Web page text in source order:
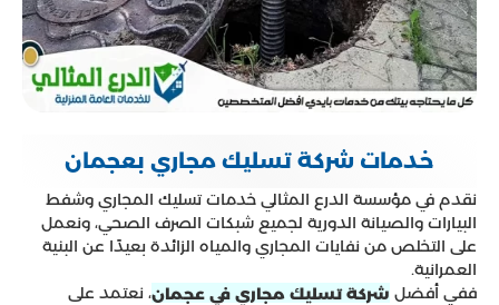
خدمات شركة تسليك مجاري بعجمان
نقدم في مؤسسة الدرع المثالي خدمات تسليك المجاري وشفط
البيارات والصيانة الدورية لجميع شبكات الصرف الصحي، ونعمل
على التخلص من نفايات المجاري والمياه الزائدة بعيدًا عن البنية
العمرانية.
ففي أفضل شركة تسليك مجاري في عجمان، نعتمد على